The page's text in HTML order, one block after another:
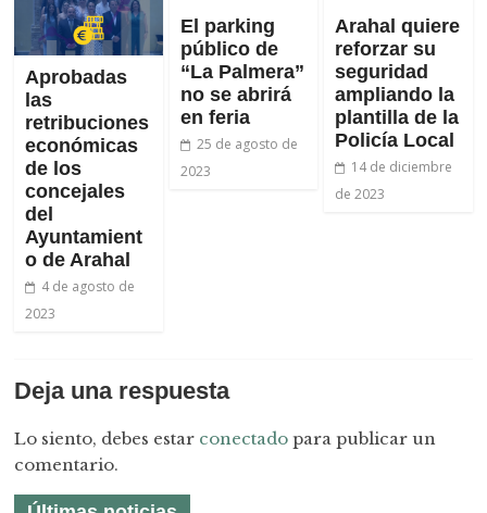
Aprobadas
las
retribuciones
económicas
de los
concejales
del
Ayuntamient
o de Arahal
4 de agosto de
2023
El parking
público de
“La Palmera”
no se abrirá
en feria
25 de agosto de
2023
Arahal quiere
reforzar su
seguridad
ampliando la
plantilla de la
Policía Local
14 de diciembre
de 2023
Deja una respuesta
Lo siento, debes estar conectado para publicar un
comentario.